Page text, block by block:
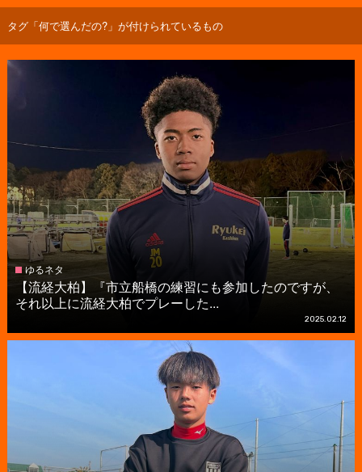
タグ「何で選んだの?」が付けられているもの
ゆるネタ
【流経大柏】『市立船橋の練習にも参加したのですが、
それ以上に流経大柏でプレーした...
2025.02.12